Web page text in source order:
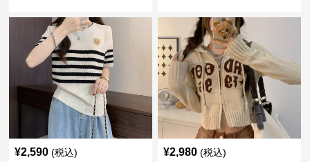
¥2,590 (税込) ¥2,980 (税込)